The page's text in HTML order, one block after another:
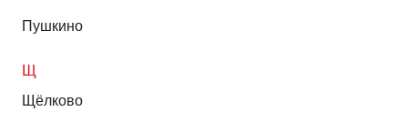
Пушкино
Щ
Щёлково